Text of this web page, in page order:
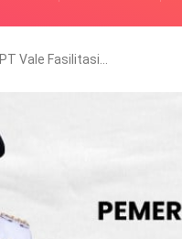
PT Vale Fasilitasi…